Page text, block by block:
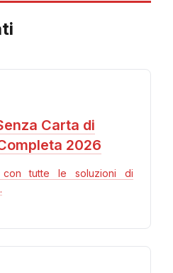
Carta di
2026
con tutte le soluzioni di